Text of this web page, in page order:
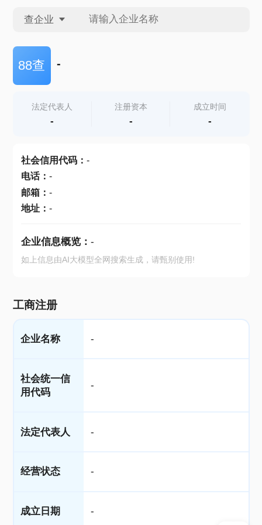
查企业
查企业
查产地
88查 -
法定代表人
-
注册资本
-
成立时间
-
社会信用代码： -
电话： -
邮箱： -
地址： -
企业信息概览： -
如上信息由AI大模型全网搜索生成，请甄别使用!
工商注册
企业名称 -
社会统一信
用代码
-
法定代表人 -
经营状态 -
成立日期 -